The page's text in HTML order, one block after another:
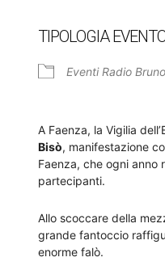
TIPOLOGIA
Eventi Radio Bruno
A Faenza, la Vigilia
Bisò, manifestazione
Faenza, che ogni anno
partecipanti.
Allo scoccare della
grande fantoccio
enorme falò.